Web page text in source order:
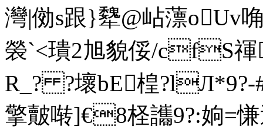
灣|俲s跟}犩@岾薸
褮`<璝2旭貌俀/
R_? ?壞bE楻
擎皾啭]€8柽讗9?:姠